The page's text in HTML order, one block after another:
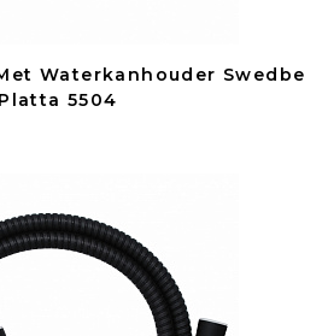
Waterkanhouder Swedbe
Platta 5504